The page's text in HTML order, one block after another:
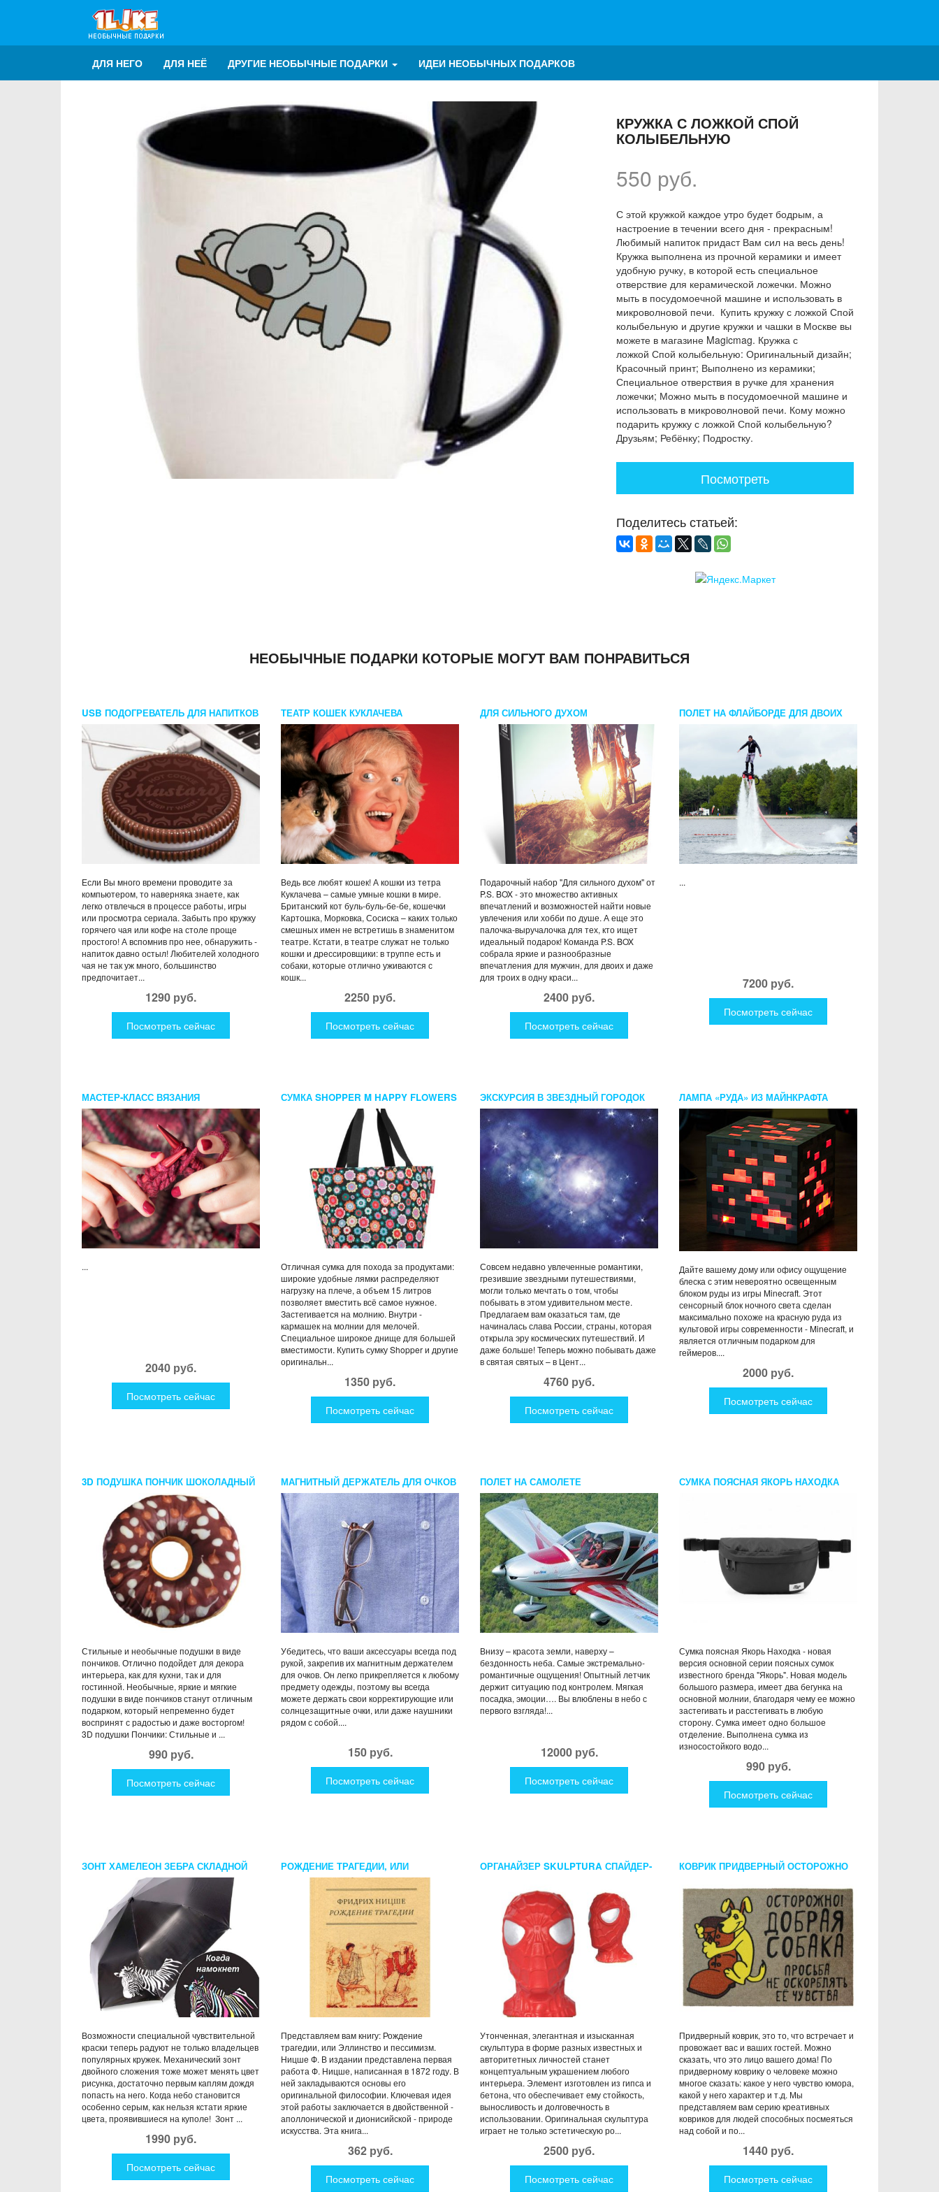
ДЛЯ НЕГО ДЛЯ НЕЁ ДРУГИЕ НЕОБЫЧНЫЕ ПОДАРКИ ИДЕИ НЕОБЫЧНЫХ ПОДАРКОВ
КРУЖКА С ЛОЖКОЙ СПОЙ
КОЛЫБЕЛЬНУЮ
550 руб.
С этой кружкой каждое утро будет бодрым, а
настроение в течении всего дня - прекрасным!
Любимый напиток придаст Вам сил на весь день!
Кружка выполнена из прочной керамики и имеет
удобную ручку, в которой есть специальное
отверствие для керамической ложечки. Можно
мыть в посудомоечной машине и использовать в
микроволновой печи. Купить кружку с ложкой Спой
колыбельную и другие кружки и чашки в Москве вы
можете в магазине Magicmag. Кружка с
ложкой Спой колыбельную: Оригинальный дизайн;
Красочный принт; Выполнено из керамики;
Специальное отверствия в ручке для хранения
ложечки; Можно мыть в посудомоечной машине и
использовать в микроволновой печи. Кому можно
подарить кружку с ложкой Спой колыбельную?
Друзьям; Ребёнку; Подростку.
Посмотреть
Поделитесь статьей:
НЕОБЫЧНЫЕ ПОДАРКИ КОТОРЫЕ МОГУТ ВАМ ПОНРАВИТЬСЯ
USB ПОДОГРЕВАТЕЛЬ ДЛЯ НАПИТКОВ
ПЕЧЕНЬКА
Если Вы много времени проводите за
компьютером, то наверняка знаете, как
легко отвлечься в процессе работы, игры
или просмотра сериала. Забыть про кружку
горячего чая или кофе на столе проще
простого! А вспомнив про нее, обнаружить -
напиток давно остыл! Любителей холодного
чая не так уж много, большинство
предпочитает...
1290 руб.
Посмотреть сейчас
ТЕАТР КОШЕК КУКЛАЧЕВА
Ведь все любят кошек! А кошки из тетра
Куклачева – самые умные кошки в мире.
Британский кот буль-буль-бе-бе, кошечки
Картошка, Морковка, Сосиска – каких только
смешных имен не встретишь в знаменитом
театре. Кстати, в театре служат не только
кошки и дрессировщики: в труппе есть и
собаки, которые отлично уживаются с
кошк...
2250 руб.
Посмотреть сейчас
ДЛЯ СИЛЬНОГО ДУХОМ
Подарочный набор "Для сильного духом" от
P.S. BOX - это множество активных
впечатлений и возможностей найти новые
увлечения или хобби по душе. А еще это
палочка-выручалочка для тех, кто ищет
идеальный подарок! Команда P.S. BOX
собрала яркие и разнообразные
впечатления для мужчин, для двоих и даже
для троих в одну краси...
2400 руб.
Посмотреть сейчас
ПОЛЕТ НА ФЛАЙБОРДЕ ДЛЯ ДВОИХ
...
7200 руб.
Посмотреть сейчас
МАСТЕР-КЛАСС ВЯЗАНИЯ
...
2040 руб.
Посмотреть сейчас
СУМКА SHOPPER M HAPPY FLOWERS
Отличная сумка для похода за продуктами:
широкие удобные лямки распределяют
нагрузку на плече, а объем 15 литров
позволяет вместить всё самое нужное.
Застегивается на молнию. Внутри -
кармашек на молнии для мелочей.
Специальное широкое днище для большей
вместимости. Купить сумку Shopper и другие
оригинальн...
1350 руб.
Посмотреть сейчас
ЭКСКУРСИЯ В ЗВЕЗДНЫЙ ГОРОДОК
ДЛЯ ДВОИХ
Совсем недавно увлеченные романтики,
грезившие звездными путешествиями,
могли только мечтать о том, чтобы
побывать в этом удивительном месте.
Предлагаем вам оказаться там, где
начиналась слава России, страны, которая
открыла эру космических путешествий. И
даже больше! Теперь можно побывать даже
в святая святых – в Цент...
4760 руб.
Посмотреть сейчас
ЛАМПА «РУДА» ИЗ МАЙНКРАФТА
Дайте вашему дому или офису ощущение
блеска с этим невероятно освещенным
блоком руды из игры Minecraft. Этот
сенсорный блок ночного света сделан
максимально похоже на красную руда из
культовой игры современности - Minecraft, и
является отличным подарком для
геймеров....
2000 руб.
Посмотреть сейчас
3D ПОДУШКА ПОНЧИК ШОКОЛАДНЫЙ
Стильные и необычные подушки в виде
пончиков. Отлично подойдет для декора
интерьера, как для кухни, так и для
гостинной. Необычные, яркие и мягкие
подушки в виде пончиков станут отличным
подарком, который непременно будет
воспринят с радостью и даже восторгом!
3D подушки Пончики: Стильные и ...
990 руб.
Посмотреть сейчас
МАГНИТНЫЙ ДЕРЖАТЕЛЬ ДЛЯ ОЧКОВ
Убедитесь, что ваши аксессуары всегда под
рукой, закрепив их магнитным держателем
для очков. Он легко прикрепляется к любому
предмету одежды, поэтому вы всегда
можете держать свои корректирующие или
солнцезащитные очки, или даже наушники
рядом с собой....
150 руб.
Посмотреть сейчас
ПОЛЕТ НА САМОЛЕТЕ
Внизу – красота земли, наверху –
бездонность неба. Самые экстремально-
романтичные ощущения! Опытный летчик
держит ситуацию под контролем. Мягкая
посадка, эмоции…. Вы влюблены в небо с
первого взгляда!...
12000 руб.
Посмотреть сейчас
СУМКА ПОЯСНАЯ ЯКОРЬ НАХОДКА
Сумка поясная Якорь Находка - новая
версия основной серии поясных сумок
известного бренда "Якорь". Новая модель
большого размера, имеет два бегунка на
основной молнии, благодаря чему ее можно
застегивать и расстегивать в любую
сторону. Сумка имеет одно большое
отделение. Выполнена сумка из
износостойкого водо...
990 руб.
Посмотреть сейчас
ЗОНТ ХАМЕЛЕОН ЗЕБРА СКЛАДНОЙ
Возможности специальной чувствительной
краски теперь радуют не только владельцев
популярных кружек. Механический зонт
двойного сложения тоже может менять цвет
рисунка, достаточно первым каплям дождя
попасть на него. Когда небо становится
особенно серым, как нельзя кстати яркие
цвета, проявившиеся на куполе! Зонт ...
1990 руб.
Посмотреть сейчас
РОЖДЕНИЕ ТРАГЕДИИ, ИЛИ
ЭЛЛИНСТВО И ПЕССИМИЗМ. НИЦШЕ
Представляем вам книгу: Рождение
трагедии, или Эллинство и пессимизм.
Ницше Ф. В издании представлена первая
работа Ф. Ницше, написанная в 1872 году. В
ней закладываются основы его
оригинальной философии. Ключевая идея
этой работы заключается в двойственной -
аполлонической и дионисийской - природе
искусства. Эта книга...
362 руб.
Посмотреть сейчас
ОРГАНАЙЗЕР SKULPTURA СПАЙДЕР-
Утонченная, элегантная и изысканная
скульптура в форме разных известных и
авторитетных личностей станет
концептуальным украшением любого
интерьера. Элемент изготовлен из гипса и
бетона, что обеспечивает ему стойкость,
выносливость и долговечность в
использовании. Оригинальная скульптура
играет не только эстетическую ро...
2500 руб.
Посмотреть сейчас
КОВРИК ПРИДВЕРНЫЙ ОСТОРОЖНО
Придверный коврик, это то, что встречает и
провожает вас и ваших гостей. Можно
сказать, что это лицо вашего дома! По
придверному коврику о человеке можно
многое сказать: какое у него чувство юмора,
какой у него характер и т.д. Мы
представляем вам серию креативных
ковриков для людей способных посмеяться
над собой и по...
1440 руб.
Посмотреть сейчас